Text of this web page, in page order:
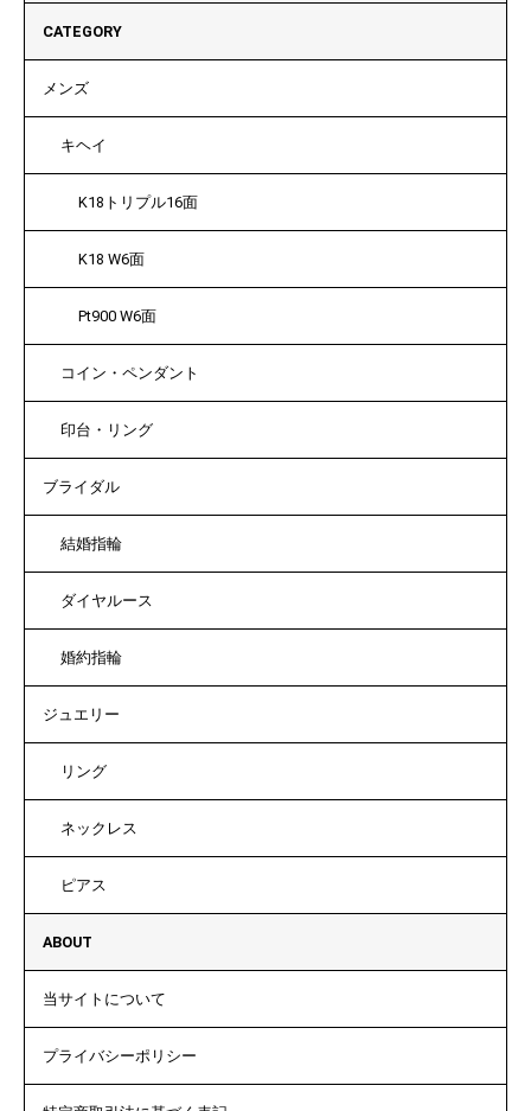
CATEGORY
メンズ
キヘイ
K18トリプル16面
K18 W6面
Pt900 W6面
コイン・ペンダント
印台・リング
ブライダル
結婚指輪
ダイヤルース
婚約指輪
ジュエリー
リング
ネックレス
ピアス
ABOUT
当サイトについて
プライバシーポリシー